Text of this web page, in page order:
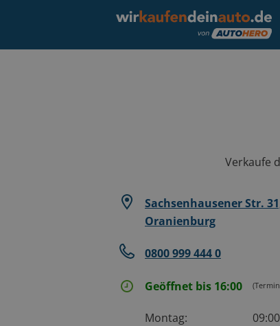
Verkaufe
Sachsenhausener Str.
Oranienburg
0800 999 444 0
Geöffnet bis 16:00
Montag: